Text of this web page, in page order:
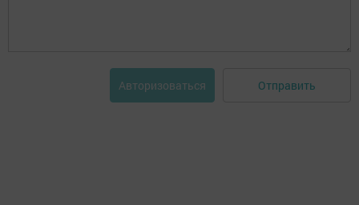
Авторизоваться Отправить